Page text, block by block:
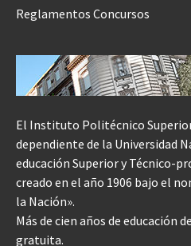
Reglamentos Concursos
El Instituto Politécnico
dependiente de la Universidad
educación Superior y Técnico-
creado en el año 1906 bajo el
la Nación».
Más de cien años de educación
gratuita.